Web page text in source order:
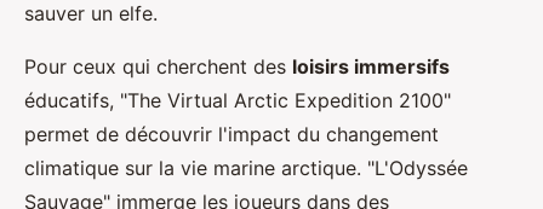
sauver un elfe.
Pour ceux qui cherchent des loisirs immersifs
éducatifs, "The Virtual Arctic Expedition 2100"
permet de découvrir l'impact du changement
climatique sur la vie marine arctique. "L'Odyssée
Sauvage" immerge les joueurs dans des